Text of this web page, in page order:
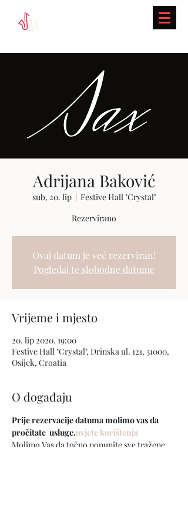
Adrijana Baković
sub, 20. lip
  |
Festive Hall "Crystal"
Rezervirano
Ovaj datum je već rezerviran!
Pogledaj te slobodne datume
Vrijeme i mjesto
20. lip 2020. 19:00
Festive Hall "Crystal", Drinska ul. 121, 31000,
Osijek, Croatia
O događaju
Prije rezervacije datuma molimo vas da
pročitate usluge.uvjete korištenja
Molimo Vas da točno popunite sve tražene